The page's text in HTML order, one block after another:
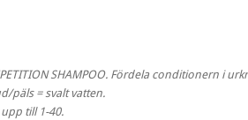
SHAMPOO. Fördela conditionern i
päls = svalt vatten.
till 1-40.